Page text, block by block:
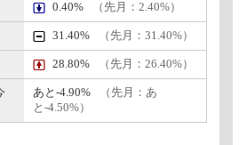
0.40% （先月：2.40%）
31.40% （先月：31.40%）
28.80% （先月：26.40%）
あと-4.90%
（先月：あ
と-4.50%）